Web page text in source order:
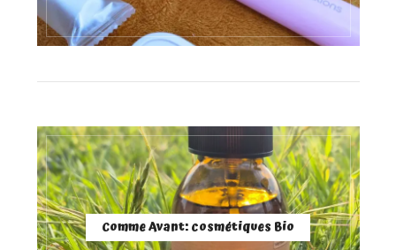
Comme Avant: cosmétiques Bio